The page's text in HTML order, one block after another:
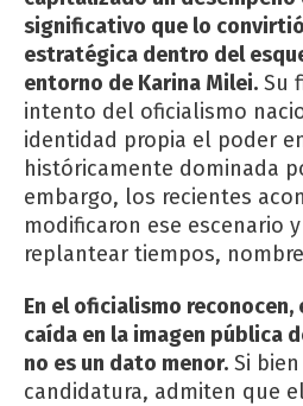
significativo que lo
estratégica dentro del
entorno de Karina Milei. Su
intento del oficialismo
identidad propia el poder
históricamente dominada
embargo, los recientes
modificaron ese escenario
replantear tiempos,
En el oficialismo reconocen,
caída en la imagen pública
no es un dato menor. Si
candidatura, admiten que